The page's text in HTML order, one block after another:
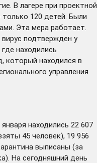
В лагере при проектной
120 детей. Были
Эта мера работает.
подтвержден у
находились
который находился в
управления
находились 22 607
45 человек), 19 956
выписаны (за
На сегодняшний день